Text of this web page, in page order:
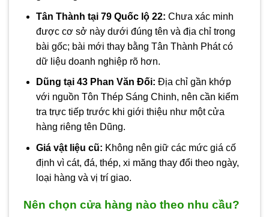
Tân Thành tại 79 Quốc lộ 22: Chưa xác minh
được cơ sở này dưới đúng tên và địa chỉ trong
bài gốc; bài mới thay bằng Tân Thành Phát có
dữ liệu doanh nghiệp rõ hơn.
Dũng tại 43 Phan Văn Đối: Địa chỉ gần khớp
với nguồn Tôn Thép Sáng Chinh, nên cần kiểm
tra trực tiếp trước khi giới thiệu như một cửa
hàng riêng tên Dũng.
Giá vật liệu cũ: Không nên giữ các mức giá cố
định vì cát, đá, thép, xi măng thay đổi theo ngày,
loại hàng và vị trí giao.
Nên chọn cửa hàng nào theo nhu cầu?